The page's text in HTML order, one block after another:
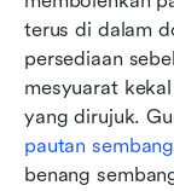
terus di dalam
persediaan
mesyuarat
yang dirujuk.
pautan
benang